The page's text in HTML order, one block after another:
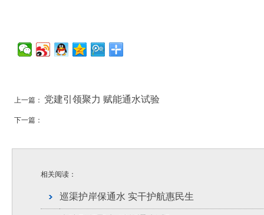
上一篇： 党建引领聚力 赋能通水试验
下一篇：
相关阅读：
巡渠护岸保通水 实干护航惠民生